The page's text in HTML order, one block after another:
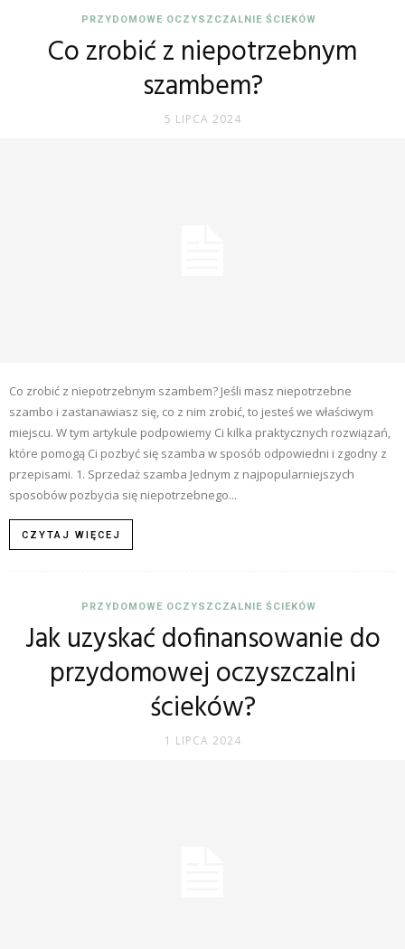
PRZYDOMOWE OCZYSZCZALNIE ŚCIEKÓW
Co zrobić z niepotrzebnym
szambem?
5 LIPCA 2024
Co zrobić z niepotrzebnym szambem? Jeśli masz niepotrzebne
szambo i zastanawiasz się, co z nim zrobić, to jesteś we właściwym
miejscu. W tym artykule podpowiemy Ci kilka praktycznych rozwiązań,
które pomogą Ci pozbyć się szamba w sposób odpowiedni i zgodny z
przepisami. 1. Sprzedaż szamba Jednym z najpopularniejszych
sposobów pozbycia się niepotrzebnego...
CZYTAJ WIĘCEJ
PRZYDOMOWE OCZYSZCZALNIE ŚCIEKÓW
Jak uzyskać dofinansowanie do
przydomowej oczyszczalni
ścieków?
1 LIPCA 2024